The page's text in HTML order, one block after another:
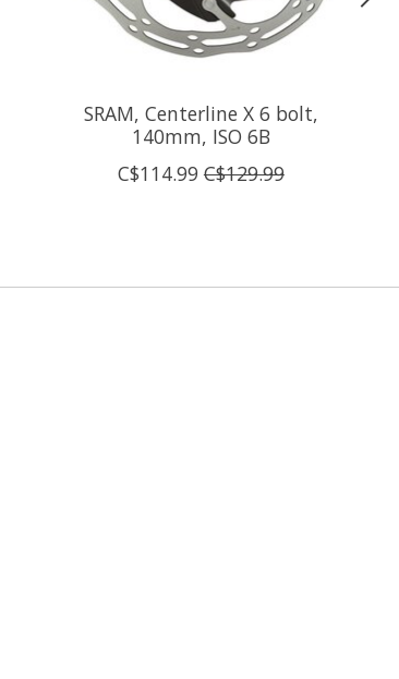
SRAM, Centerline X 6 bolt,
140mm, ISO 6B
C$114.99 C$129.99